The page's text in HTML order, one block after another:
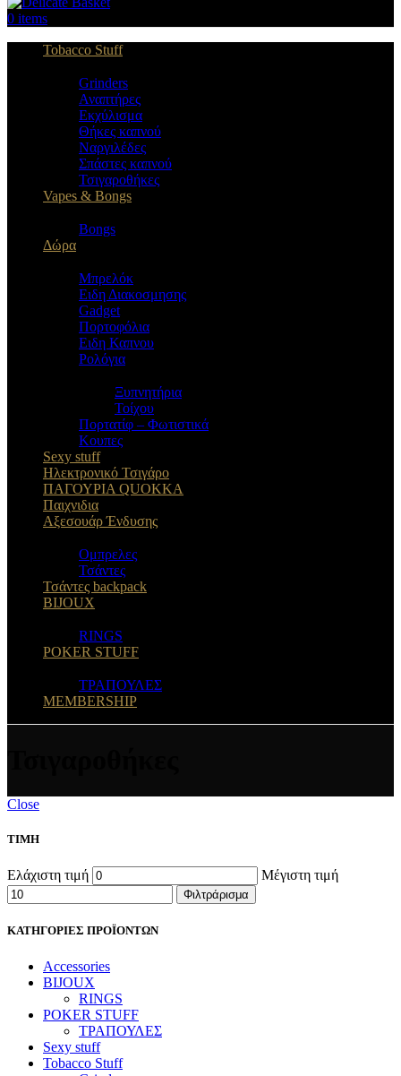
0 items
Tobacco Stuff
Grinders
Αναπτήρες
Εκχύλισμα
Θήκες καπνού
Ναργιλέδες
Σπάστες καπνού
Τσιγαροθήκες
Vapes & Bongs
Bongs
Δώρα
Μπρελόκ
Eιδη Διακοσμησης
Gadget
Πορτοφόλια
Ειδη Καπνου
Ρολόγια
Ξυπνητήρια
Τοίχου
Πορτατίφ – Φωτιστικά
Κουπες
Sexy stuff
Ηλεκτρονικό Τσιγάρο
ΠΑΓΟΥΡΙΑ QUOKKA
Παιχνιδια
Αξεσουάρ Ένδυσης
Oμπρελες
Τσάντες
Τσάντες backpack
BIJOUX
RINGS
POKER STUFF
ΤΡΑΠΟΥΛΕΣ
MEMBERSHIP
Close
ΤΙΜΗ
Ελάχιστη τιμή Μέγιστη τιμή
Φιλτράρισμα
ΚΑΤΗΓΟΡΙΕΣ ΠΡΟΪΟΝΤΩΝ
Accessories
BIJOUX
RINGS
POKER STUFF
ΤΡΑΠΟΥΛΕΣ
Sexy stuff
Tobacco Stuff